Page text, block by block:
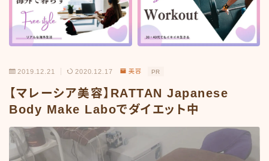
2019.12.21 2020.12.17 美容 PR
【マレーシア美容】RATTAN Japanese
Body Make Laboでダイエット中